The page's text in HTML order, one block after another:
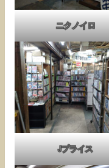
ニクノイロ
Jプライス